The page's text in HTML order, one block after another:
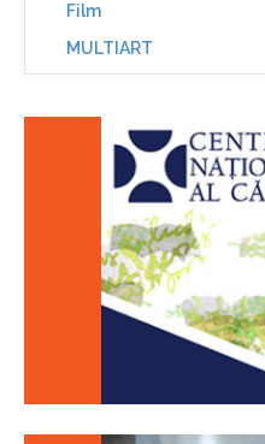
Film
MULTIART